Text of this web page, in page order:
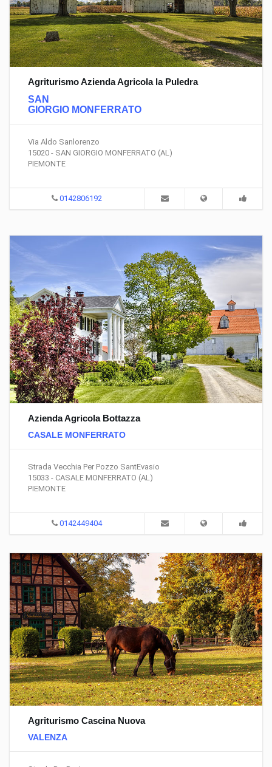
Agriturismo Azienda Agricola la Puledra
SAN
GIORGIO MONFERRATO
Via Aldo Sanlorenzo
15020 - SAN GIORGIO MONFERRATO (AL)
PIEMONTE
0142806192
Azienda Agricola Bottazza
CASALE MONFERRATO
Strada Vecchia Per Pozzo SantEvasio
15033 - CASALE MONFERRATO (AL)
PIEMONTE
0142449404
Agriturismo Cascina Nuova
VALENZA